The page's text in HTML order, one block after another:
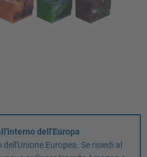
dell'Europa
Europea. Se risiedi al